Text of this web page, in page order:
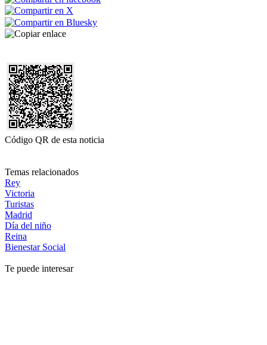
Código QR de esta noticia
Temas relacionados
Rey
Victoria
Turistas
Madrid
Día del niño
Reina
Bienestar Social
Te puede interesar